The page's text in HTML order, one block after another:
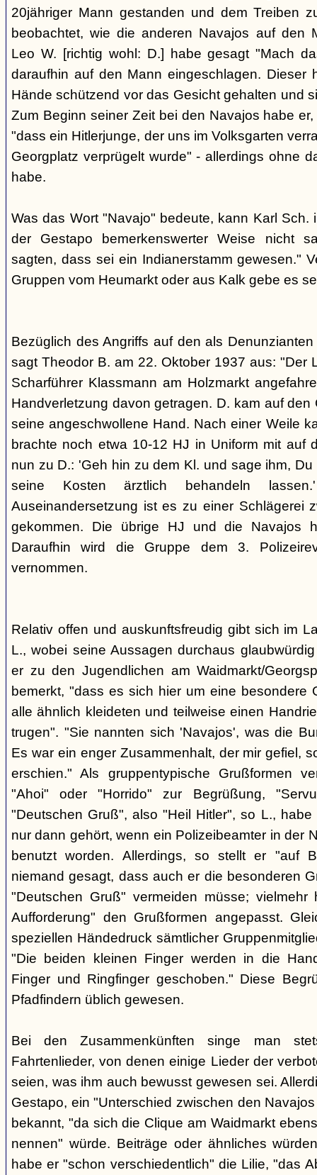
20jähriger Mann gestanden und dem Treiben
beobachtet, wie die anderen Navajos auf den
Leo W. [richtig wohl: D.] habe gesagt "Mach
daraufhin auf den Mann eingeschlagen. Dieser
Hände schützend vor das Gesicht gehalten und
Zum Beginn seiner Zeit bei den Navajos habe
"dass ein Hitlerjunge, der uns im Volksgarten
Georgplatz verprügelt wurde" - allerdings ohne
habe.
Was das Wort "Navajo" bedeute, kann Karl Sch.
der Gestapo bemerkenswerter Weise nicht
sagten, dass sei ein Indianerstamm gewesen."
Gruppen vom Heumarkt oder aus Kalk gebe es
Bezüglich des Angriffs auf den als
sagt Theodor B. am 22. Oktober 1937 aus: "Der
Scharführer Klassmann am Holzmarkt
Handverletzung davon getragen. D. kam auf den
seine angeschwollene Hand. Nach einer Weile
brachte noch etwa 10-12 HJ in Uniform mit auf
nun zu D.: 'Geh hin zu dem Kl. und sage ihm,
seine Kosten ärztlich behandeln
Auseinandersetzung ist es zu einer Schlägerei
gekommen. Die übrige HJ und die Navajos
Daraufhin wird die Gruppe dem 3.
vernommen.
Relativ offen und auskunftsfreudig gibt sich im
L., wobei seine Aussagen durchaus
er zu den Jugendlichen am Waidmarkt/
bemerkt, "dass es sich hier um eine besondere
alle ähnlich kleideten und teilweise einen
trugen". "Sie nannten sich 'Navajos', was die
Es war ein enger Zusammenhalt, der mir gefiel,
erschien." Als gruppentypische Grußformen
"Ahoi" oder "Horrido" zur Begrüßung,
"Deutschen Gruß", also "Heil Hitler", so L.,
nur dann gehört, wenn ein Polizeibeamter in der
benutzt worden. Allerdings, so stellt er "auf
niemand gesagt, dass auch er die besonderen
"Deutschen Gruß" vermeiden müsse;
Aufforderung" den Grußformen angepasst.
speziellen Händedruck sämtlicher
"Die beiden kleinen Finger werden in die
Finger und Ringfinger geschoben." Diese
Pfadfindern üblich gewesen.
Bei den Zusammenkünften singe man
Fahrtenlieder, von denen einige Lieder der
seien, was ihm auch bewusst gewesen sei.
Gestapo, ein "Unterschied zwischen den
bekannt, "da sich die Clique am Waidmarkt
nennen" würde. Beiträge oder ähnliches
habe er "schon verschiedentlich" die Lilie, "das